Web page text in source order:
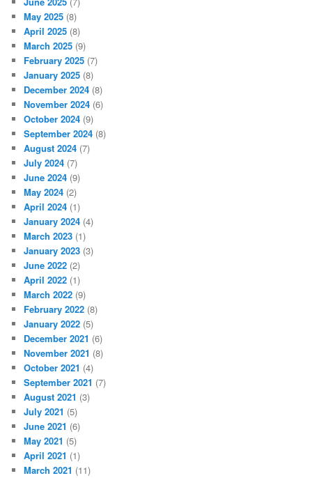
May 2025 (8)
April 2025 (8)
March 2025 (9)
February 2025 (7)
January 2025 (8)
December 2024 (8)
November 2024 (6)
October 2024 (9)
September 2024 (8)
August 2024 (7)
July 2024 (7)
June 2024 (9)
May 2024 (2)
April 2024 (1)
January 2024 (4)
March 2023 (1)
January 2023 (3)
June 2022 (2)
April 2022 (1)
March 2022 (9)
February 2022 (8)
January 2022 (5)
December 2021 (6)
November 2021 (8)
October 2021 (4)
September 2021 (7)
August 2021 (3)
July 2021 (5)
June 2021 (6)
May 2021 (5)
April 2021 (1)
March 2021 (11)